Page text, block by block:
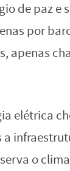
de paz e
por
apenas
elétrica
a
o